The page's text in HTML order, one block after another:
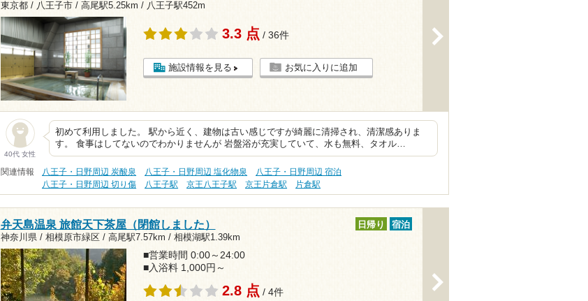
東京都 / 八王子市 / 高尾駅5.25km / 八王子駅452m
3.3 点 / 36件
施設情報を見る お気に入りに追加
40代 女性
初めて利用しました。 駅から近く、建物は古い感じですが綺麗に清掃され、清潔感ありま
す。 食事はしてないのでわかりませんが 岩盤浴が充実していて、水も無料、タオル…
関連情報 八王子・日野周辺 炭酸泉 八王子・日野周辺 塩化物泉
八王子・日野周辺 宿泊
八王子・日野周辺 切り傷
八王子駅 京王八王子駅 京王片倉駅 片倉駅
弁天島温泉 旅館天下茶屋（閉館しました）
神奈川県 / 相模原市緑区 / 高尾駅7.57km / 相模湖駅1.39km
日帰り 宿泊
■営業時間 0:00～24:00
■入浴料 1,000円～
2.8 点 / 4件